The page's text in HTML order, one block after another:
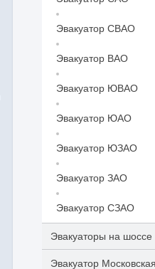
Эвакуатор СВАО
Эвакуатор ВАО
Эвакуатор ЮВАО
Эвакуатор ЮАО
Эвакуатор ЮЗАО
Эвакуатор ЗАО
Эвакуатор СЗАО
Эвакуаторы на шоссе
Эвакуатор Московская